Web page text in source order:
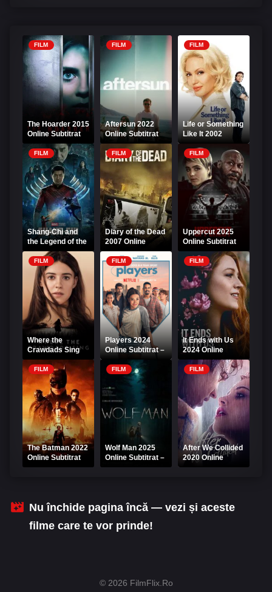
FILM
The Hoarder 2015
Online Subtitrat
FILM
Aftersun 2022
Online Subtitrat
FILM
Life or Something
Like It 2002
Online Subtitrat
FILM
Shang-Chi and
the Legend of the
Ten Rings 2021
Online Subtitrat
FILM
Diary of the Dead
2007 Online
Subtitrat
FILM
Uppercut 2025
Online Subtitrat
FILM
Where the
Crawdads Sing
Online Subtitrat
FILM
Players 2024
Online Subtitrat –
Filmul Jocul
atracției
FILM
It Ends with Us
2024 Online
Subtitrat
FILM
The Batman 2022
Online Subtitrat
FILM
Wolf Man 2025
Online Subtitrat –
Omul-lup
FILM
After We Collided
2020 Online
Subtitrat – După
Nu închide pagina încă — vezi și aceste
filme care te vor prinde!
© 2026 FilmFlix.Ro